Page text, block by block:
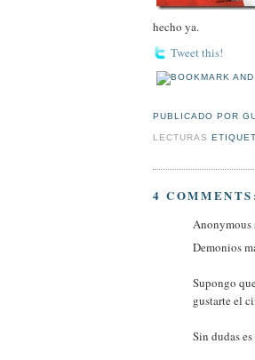
hecho ya.
Tweet this!
PUBLICADO POR
LECTURAS
4 COMMENTS:
Anonymous
Demonios
Supongo
gustarte el
Sin dudas